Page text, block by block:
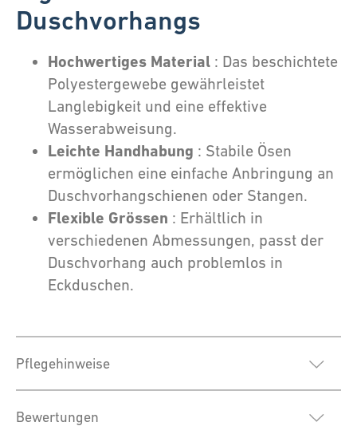
Duschvorhangs
Hochwertiges Material : Das beschichtete
Polyestergewebe gewährleistet
Langlebigkeit und eine effektive
Wasserabweisung.
Leichte Handhabung : Stabile Ösen
ermöglichen eine einfache Anbringung an
Duschvorhangschienen oder Stangen.
Flexible Grössen : Erhältlich in
verschiedenen Abmessungen, passt der
Duschvorhang auch problemlos in
Eckduschen.
Pflegehinweise
Bewertungen